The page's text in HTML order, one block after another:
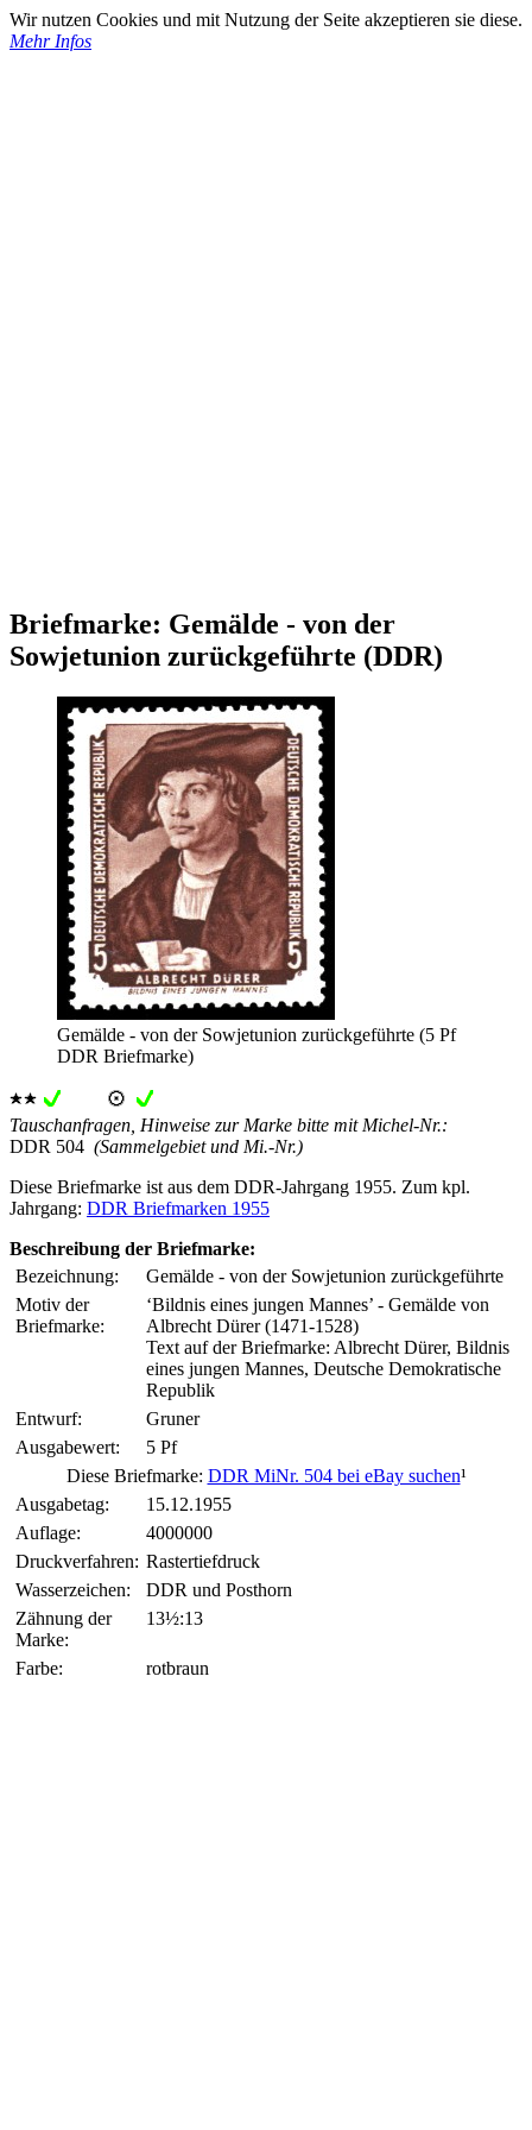
Wir nutzen Cookies und mit Nutzung der Seite akzeptieren sie diese.
Mehr Infos
Briefmarke: Gemälde - von der
Sowjetunion zurückgeführte (DDR)
Gemälde - von der Sowjetunion zurückgeführte (5 Pf
DDR Briefmarke)
Tauschanfragen, Hinweise zur Marke bitte mit Michel-Nr.:
DDR 504 (Sammelgebiet und Mi.-Nr.)
Diese Briefmarke ist aus dem DDR-Jahrgang 1955. Zum kpl.
Jahrgang: DDR Briefmarken 1955
Beschreibung der Briefmarke:
Bezeichnung:
Gemälde - von der Sowjetunion zurückgeführte
Motiv der
Briefmarke:
‘Bildnis eines jungen Mannes’ - Gemälde von
Albrecht Dürer (1471-1528)
Text auf der Briefmarke: Albrecht Dürer, Bildnis
eines jungen Mannes, Deutsche Demokratische
Republik
Entwurf:
Gruner
Ausgabewert:
5 Pf
Diese Briefmarke: DDR MiNr. 504 bei eBay suchen¹
Ausgabetag:
15.12.1955
Auflage:
4000000
Druckverfahren: Rastertiefdruck
Wasserzeichen:
DDR und Posthorn
Zähnung der
Marke:
13½:13
Farbe: rotbraun